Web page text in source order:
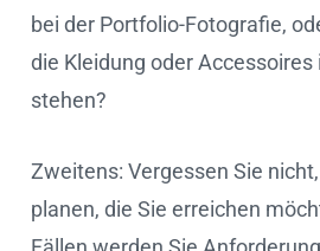
bei der Portfolio-Fotografie,
die Kleidung oder
stehen?
Zweitens: Vergessen Sie
planen, die Sie erreichen